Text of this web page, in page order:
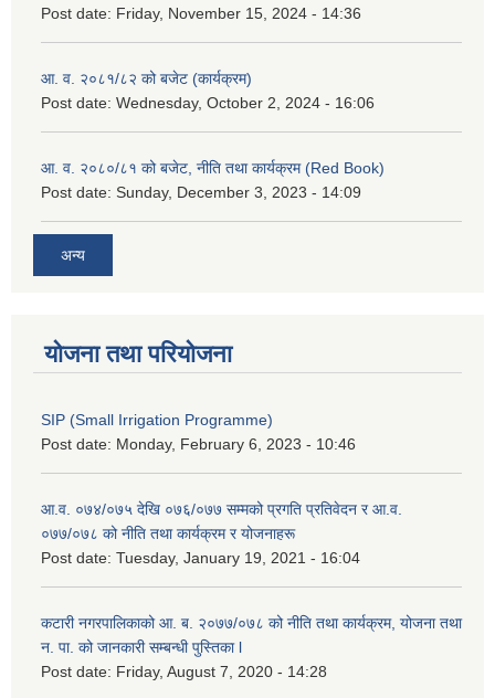
Post date: Friday, November 15, 2024 - 14:36
आ. व. २०८१/८२ को बजेट (कार्यक्रम)
Post date: Wednesday, October 2, 2024 - 16:06
आ. व. २०८०/८१ को बजेट, नीति तथा कार्यक्रम (Red Book)
Post date: Sunday, December 3, 2023 - 14:09
अन्य
योजना तथा परियोजना
SIP (Small Irrigation Programme)
Post date: Monday, February 6, 2023 - 10:46
आ.व. ०७४/०७५ देखि ०७६/०७७ सम्मको प्रगति प्रतिवेदन र आ.व.
०७७/०७८ को नीति तथा कार्यक्रम र योजनाहरू
Post date: Tuesday, January 19, 2021 - 16:04
कटारी नगरपालिकाको आ. ब. २०७७/०७८ को नीति तथा कार्यक्रम, योजना तथा
न. पा. को जानकारी सम्बन्धी पुस्तिका l
Post date: Friday, August 7, 2020 - 14:28